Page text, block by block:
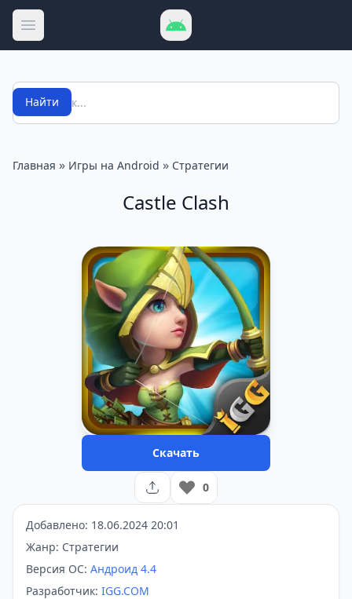
Открыть меню
Поиск
Найти
Главная » Игры на Android » Стратегии
Castle Clash
Скачать
0
Добавлено: 18.06.2024 20:01
Жанр: Стратегии
Версия ОС: Андроид 4.4
Разработчик: IGG.COM